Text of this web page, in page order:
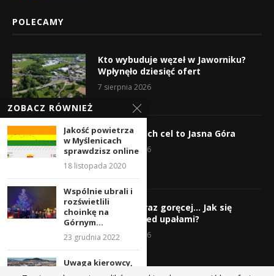
POLECAMY
Kto wybuduje węzeł w Jaworniku?
Wpłynęło dziesięć ofert
7 sierpnia 2026
Wyruszyli! Ich cel to Jasna Góra
5 sierpnia 2026
Gorąco, coraz goręcej… Jak się
chronić przed upałami?
4 sierpnia 2026
ZOBACZ RÓWNIEŻ
Jakość powietrza
w Myślenicach
sprawdzisz online
18 listopada 2020
Wspólnie ubrali i
rozświetlili
choinkę na
Górnym...
23 grudnia 2022
Uwaga kierowcy,
od środy do